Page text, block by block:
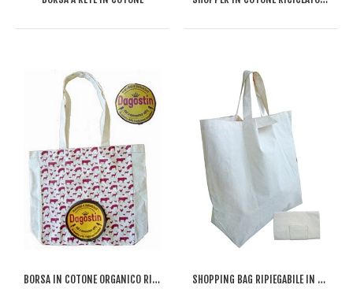
BORSA IN COTONE ORGANICO RIPIEGABILE DAGOSTIN SHOPPING BAG RIPIEGABILE IN COTONE